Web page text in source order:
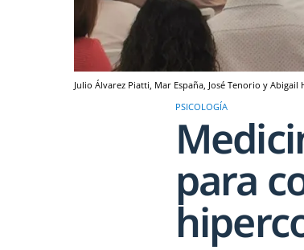
Julio Álvarez Piatti, Mar España, José Tenorio y Abigail
PSICOLOGÍA
para